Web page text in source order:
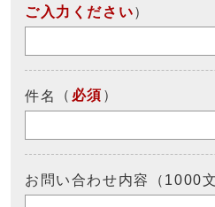
ご入力ください）
件名 （ 必須 ）
お問い合わせ内容（1000